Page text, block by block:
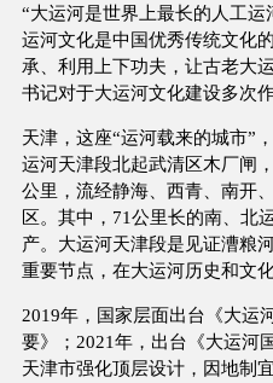
“大运河是世界上最长的人工
运河文化是中国优秀传统文化
承、利用上下功夫，让古老大
书记对于大运河文化建设多次
天津，这座“运河载来的城市”
运河天津段北起武清区木厂闸
公里，流经静海、西青、南开
区。其中，71公里长的南、北
产。大运河天津段是见证漕粮
重要节点，在大运河历史和文
2019年，国家层面出台《大运
要》；2021年，出台《大运河
天津市强化顶层设计，因地制